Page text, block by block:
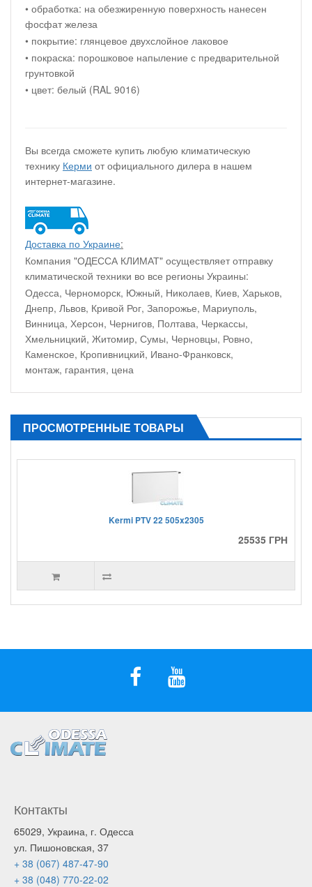
• обработка: на обезжиренную поверхность нанесен
фосфат железа
• покрытие: глянцевое двухслойное лаковое
• покраска: порошковое напыление с предварительной
грунтовкой
• цвет: белый (RAL 9016)
Вы всегда сможете купить любую климатическую
технику Керми от официального дилера в нашем
интернет-магазине.
Доставка по Украине:
Компания "ОДЕССА КЛИМАТ" осуществляет отправку
климатической техники во все регионы Украины:
Одесса, Черноморск, Южный, Николаев, Киев, Харьков,
Днепр, Львов, Кривой Рог, Запорожье, Мариуполь,
Винница, Херсон, Чернигов, Полтава, Черкассы,
Хмельницкий, Житомир, Сумы, Черновцы, Ровно,
Каменское, Кропивницкий, Ивано-Франковск,
монтаж, гарантия, цена
ПРОСМОТРЕННЫЕ ТОВАРЫ
Kermi PTV 22 505x2305
25535 ГРН
Контакты
65029, Украина, г. Одесса
ул. Пишоновская, 37
+ 38 (067) 487-47-90
+ 38 (048) 770-22-02